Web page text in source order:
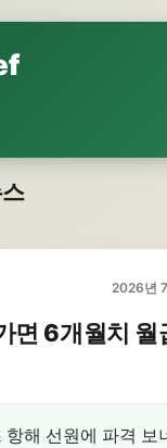
2026년
면 6개월치 월
항해 선원에 파격 보